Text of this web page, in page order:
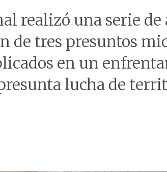
realizó una serie
de tres presuntos
en un
lucha de